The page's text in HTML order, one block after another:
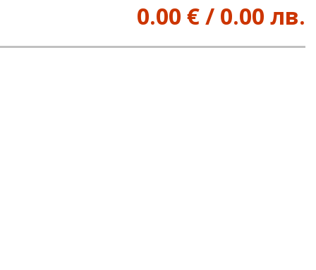
0.00 € / 0.00 лв.